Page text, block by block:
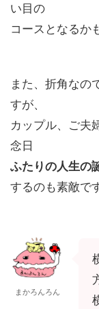
い目の
コースとなるか
また、折角なの
すが、
カップル、ご夫
念日
ふたりの人生の
するのも素敵で
まかろんろん